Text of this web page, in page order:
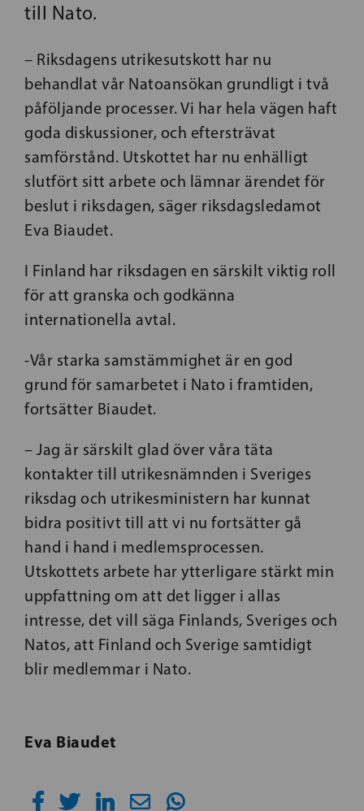
till Nato.
– Riksdagens utrikesutskott har nu
behandlat vår Natoansökan grundligt i två
påföljande processer. Vi har hela vägen haft
goda diskussioner, och eftersträvat
samförstånd. Utskottet har nu enhälligt
slutfört sitt arbete och lämnar ärendet för
beslut i riksdagen, säger riksdagsledamot
Eva Biaudet.
I Finland har riksdagen en särskilt viktig roll
för att granska och godkänna
internationella avtal.
-Vår starka samstämmighet är en god
grund för samarbetet i Nato i framtiden,
fortsätter Biaudet.
– Jag är särskilt glad över våra täta
kontakter till utrikesnämnden i Sveriges
riksdag och utrikesministern har kunnat
bidra positivt till att vi nu fortsätter gå
hand i hand i medlemsprocessen.
Utskottets arbete har ytterligare stärkt min
uppfattning om att det ligger i allas
intresse, det vill säga Finlands, Sveriges och
Natos, att Finland och Sverige samtidigt
blir medlemmar i Nato.
Eva Biaudet